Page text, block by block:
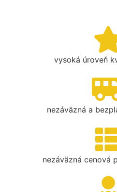
vysoká úroveň
nezáväzná a
nezáväzná cenová